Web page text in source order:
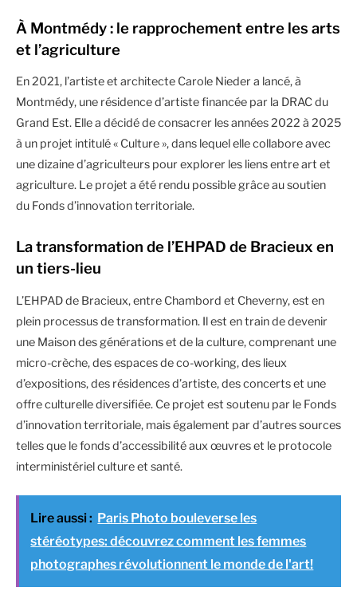
À Montmédy : le rapprochement entre les arts
et l’agriculture
En 2021, l’artiste et architecte Carole Nieder a lancé, à
Montmédy, une résidence d’artiste financée par la DRAC du
Grand Est. Elle a décidé de consacrer les années 2022 à 2025
à un projet intitulé « Culture », dans lequel elle collabore avec
une dizaine d’agriculteurs pour explorer les liens entre art et
agriculture. Le projet a été rendu possible grâce au soutien
du Fonds d’innovation territoriale.
La transformation de l’EHPAD de Bracieux en
un tiers-lieu
L’EHPAD de Bracieux, entre Chambord et Cheverny, est en
plein processus de transformation. Il est en train de devenir
une Maison des générations et de la culture, comprenant une
micro-crèche, des espaces de co-working, des lieux
d’expositions, des résidences d’artiste, des concerts et une
offre culturelle diversifiée. Ce projet est soutenu par le Fonds
d’innovation territoriale, mais également par d’autres sources
telles que le fonds d’accessibilité aux œuvres et le protocole
interministériel culture et santé.
Lire aussi : Paris Photo bouleverse les
stéréotypes: découvrez comment les femmes
photographes révolutionnent le monde de l'art!